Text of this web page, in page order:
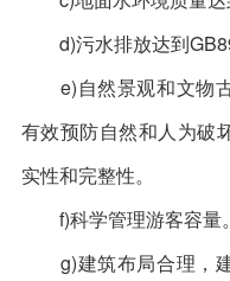
d)污水排放达到
e)自然景观和文物古
有效预防自然和人为破
实性和完整性。
f)科学管理游客容量。
g)建筑布局合理，建